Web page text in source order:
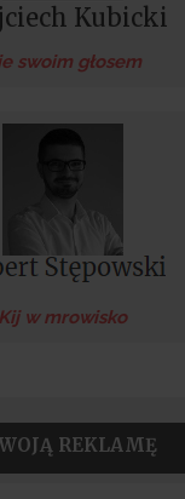
Kubicki
swoim głosem
Kij w mrowisko
REKLAMĘ